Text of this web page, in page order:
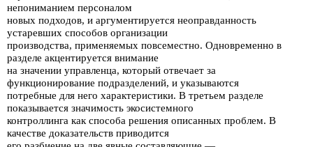
непониманием персоналом
новых подходов, и аргументируется неоправданность
устаревших способов организации
производства, применяемых повсеместно. Одновременно в
раз­деле акцентируется внимание
на значении управленца, который отвечает за
функционирование подразделений, и указываются
потребные для него харак­теристики. В третьем разделе
показывается значимость экосистемного
кон­троллинга как способа решения описанных проблем. В
качестве доказательств приводится